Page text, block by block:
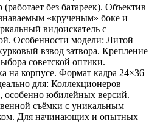
без батареек). Объектив
«крученым» боке и
видоискатель с
Особенности модели: Литой
взвод затвора. Крепление
советской оптики.
на корпусе. Формат кадра 24×36
для: Коллекционеров
особенно юбилейных версий.
съёмки с уникальным
Для начинающих и опытных